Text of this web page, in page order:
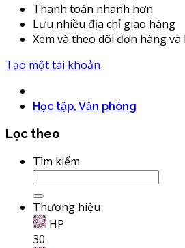
Thanh toán nhanh hơn
Lưu nhiều địa chỉ giao hàng
Xem và theo dõi đơn hàng
Tạo một tài khoản
Học tập, Văn phòng
Lọc theo
Tìm kiếm
Thương hiệu
HP
30